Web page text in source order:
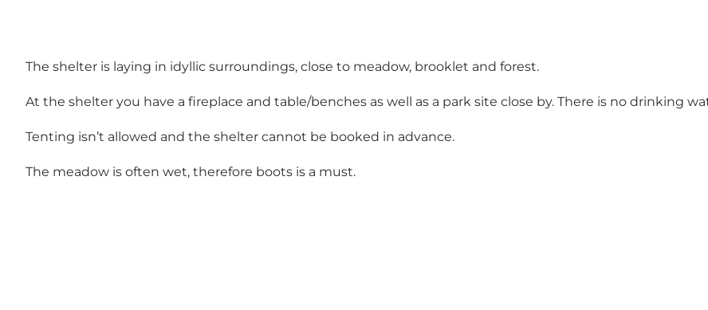
The shelter is laying in idyllic surroundings, close to meadow, brooklet and forest.
At the shelter you have a fireplace and table/benches as well as a park site close by. There is no drinking
Tenting isn’t allowed and the shelter cannot be booked in advance.
The meadow is often wet, therefore boots is a must.